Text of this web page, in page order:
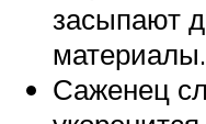
засыпают
материалы.
Саженец